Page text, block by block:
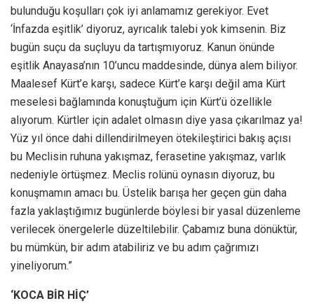
bulunduğu koşulları çok iyi anlamamız gerekiyor. Evet
‘İnfazda eşitlik’ diyoruz, ayrıcalık talebi yok kimsenin. Biz
bugün suçu da suçluyu da tartışmıyoruz. Kanun önünde
eşitlik Anayasa’nın 10’uncu maddesinde, dünya alem biliyor.
Maalesef Kürt’e karşı, sadece Kürt’e karşı değil ama Kürt
meselesi bağlamında konuştuğum için Kürt’ü özellikle
alıyorum. Kürtler için adalet olmasın diye yasa çıkarılmaz ya!
Yüz yıl önce dahi dillendirilmeyen ötekileştirici bakış açısı
bu Meclisin ruhuna yakışmaz, ferasetine yakışmaz, varlık
nedeniyle örtüşmez. Meclis rolünü oynasın diyoruz, bu
konuşmamın amacı bu. Üstelik barışa her geçen gün daha
fazla yaklaştığımız bugünlerde böylesi bir yasal düzenleme
verilecek önergelerle düzeltilebilir. Çabamız buna dönüktür,
bu mümkün, bir adım atabiliriz ve bu adım çağrımızı
yineliyorum.”
‘KOCA BİR HİÇ’